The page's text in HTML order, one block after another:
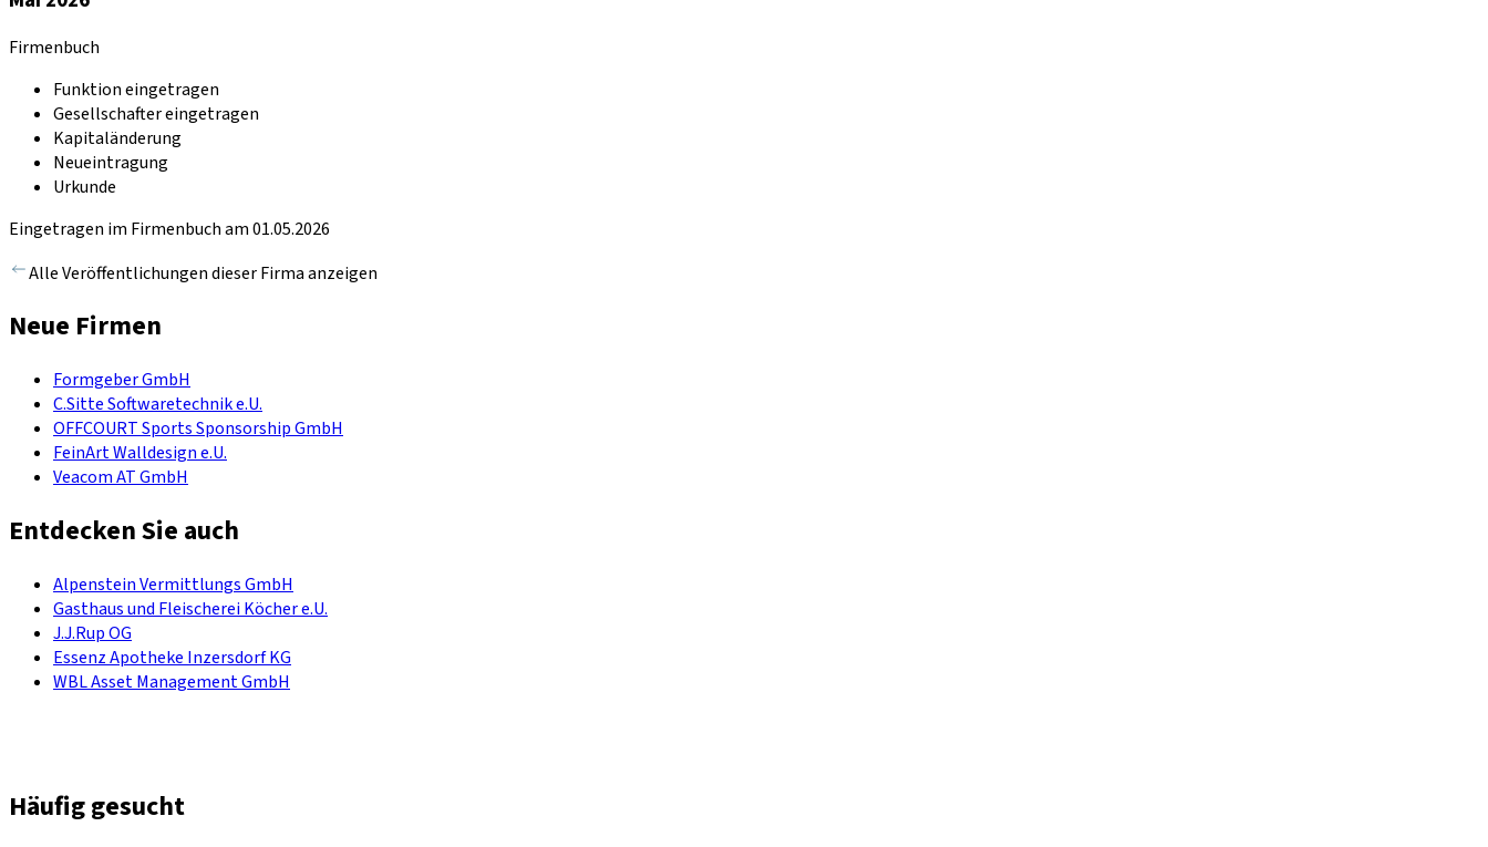
Firmenbuch
Funktion eingetragen
Gesellschafter eingetragen
Kapitaländerung
Neueintragung
Urkunde
Eingetragen im Firmenbuch am 01.05.2026
Alle Veröffentlichungen dieser Firma anzeigen
Neue Firmen
Formgeber GmbH
C.Sitte Softwaretechnik e.U.
OFFCOURT Sports Sponsorship GmbH
FeinArt Walldesign e.U.
Veacom AT GmbH
Entdecken Sie auch
Alpenstein Vermittlungs GmbH
Gasthaus und Fleischerei Köcher e.U.
J.J.Rup OG
Essenz Apotheke Inzersdorf KG
WBL Asset Management GmbH
Häufig gesucht